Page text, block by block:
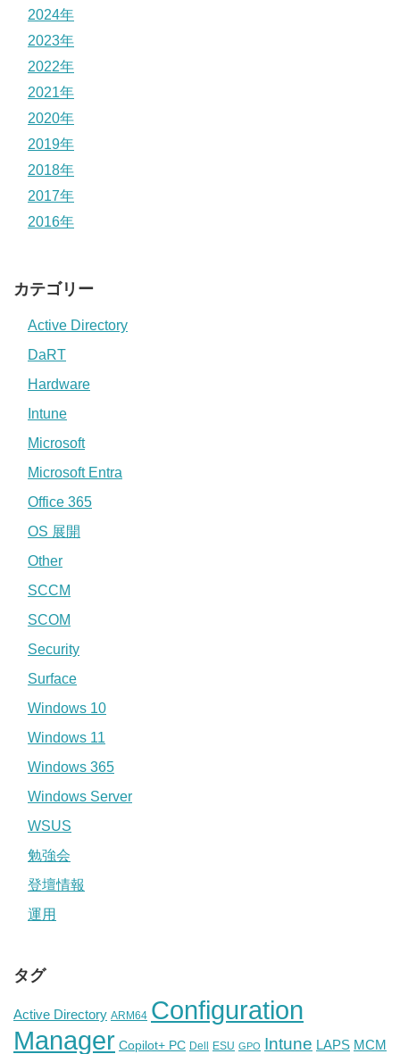
2024年
2023年
2022年
2021年
2020年
2019年
2018年
2017年
2016年
カテゴリー
Active Directory
DaRT
Hardware
Intune
Microsoft
Microsoft Entra
Office 365
OS 展開
Other
SCCM
SCOM
Security
Surface
Windows 10
Windows 11
Windows 365
Windows Server
WSUS
勉強会
登壇情報
運用
タグ
Active Directory ARM64 Configuration
Manager Copilot+ PC Dell ESU GPO Intune LAPS MCM